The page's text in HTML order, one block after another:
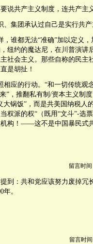
说共产主义制度，连共产主
、集团承认过自己是实行共
，谁都无法“准确”加以定义
纽约的魔达尼，在川普演讲
社会主义。那些自称的民主
是胡扯！
相应的行动。“和一切传统观
来”，推翻私有制/资本主义
大锅饭”，而是共美国纳税人
权派的权“（既用“文斗”-选
构！——这不是中国暴民式
留言时间
到：共和党应该努力废掉冗
。
留言时间